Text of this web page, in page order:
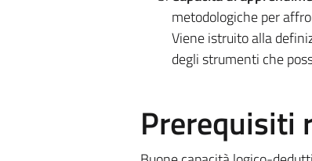
metodologiche per
Viene istruito alla
degli strumenti che
Prerequisiti